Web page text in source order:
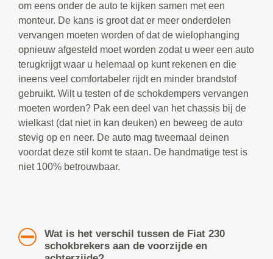
om eens onder de auto te kijken samen met een
monteur. De kans is groot dat er meer onderdelen
vervangen moeten worden of dat de wielophanging
opnieuw afgesteld moet worden zodat u weer een auto
terugkrijgt waar u helemaal op kunt rekenen en die
ineens veel comfortabeler rijdt en minder brandstof
gebruikt. Wilt u testen of de schokdempers vervangen
moeten worden? Pak een deel van het chassis bij de
wielkast (dat niet in kan deuken) en beweeg de auto
stevig op en neer. De auto mag tweemaal deinen
voordat deze stil komt te staan. De handmatige test is
niet 100% betrouwbaar.
Wat is het verschil tussen de Fiat 230
schokbrekers aan de voorzijde en